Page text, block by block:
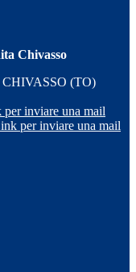
Chivasso
CHIVASSO (TO)
inviare una mail
per inviare una mail